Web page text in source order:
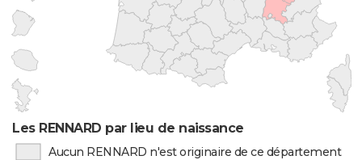
Les RENNARD par lieu de naissance
Aucun RENNARD n'est originaire de ce département